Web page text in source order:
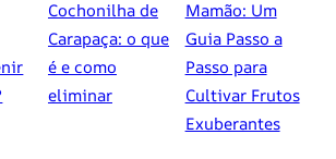
Cochonilha de
Carapaça: o que
é e como
eliminar
Mamão: Um
Guia Passo a
Passo para
Cultivar Frutos
Exuberantes